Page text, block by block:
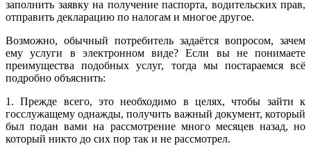
заполнить заявку на получение паспорта, водительских прав,
отправить декларацию по налогам и многое другое.
Возможно, обычный потребитель задаётся вопросом, зачем
ему услуги в электронном виде? Если вы не понимаете
преимущества подобных услуг, тогда мы постараемся всё
подробно объяснить:
1. Прежде всего, это необходимо в целях, чтобы зайти к
госслужащему однажды, получить важный документ, который
был подан вами на рассмотрение много месяцев назад, но
который никто до сих пор так и не рассмотрел.